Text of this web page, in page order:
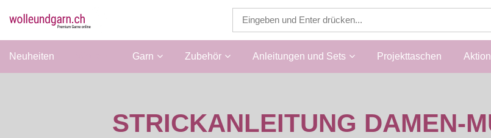
Neuheiten Garn Zubehör Anleitungen und Sets Projekttaschen
STRICKANLEITUNG DAMEN-